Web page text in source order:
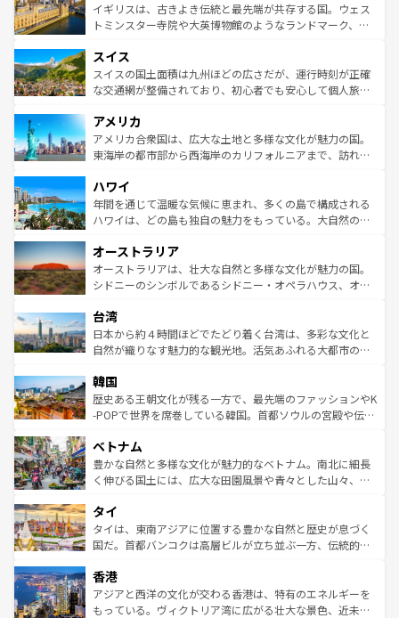
香り高いラベンダー畑など、多彩な楽しみ方が可能だ。さ
らに、パリ以外の地域にも魅力が溢れており、どの街角に
れる地方に足を運ぶとそれぞれで全く異なる文化を体験で
きるだろう。 なお、新着のフランス情報はコンテンツ一覧
を参照してほしい。
ルリンの文化的活気、バイエルン州のアルプスの絶景、そ
してライン川沿いのワイン畑といった風景は必見。ビール
は、お酒好きな人にはぜひ体験してほしい。 なお、新着の
ドイツ情報はコンテンツ一覧を参照してほしい。
イギリスは、古きよき伝統と最先端が共存する国。ウェス
トミンスター寺院や大英博物館のようなランドマーク、歴
リアごとに異なる魅力がある。また、優雅なアフタヌーン
ティー、ビール好きにはたまらない英国パブ、サッカー観
戦など、本場だからこそできる体験も豊富。イギリスを旅
ンツ一覧を参照してほしい。
スイス
スイスの国土面積は九州ほどの広さだが、運行時刻が正確
な交通網が整備されており、初心者でも安心して個人旅行
の建物がそのまま残る町や、スイスならではのユニークな
博物館もあり、アルプス観光だけでなく町歩きも満喫する
ことができる。国民の所得が高いため物価も高いが、旅行
ば市内交通費無料で観光を楽しむこともできる。 なお、新
着のスイス情報はコンテンツ一覧 を参照してほしい。
アメリカ
アメリカ合衆国は、広大な土地と多様な文化が魅力の国。
東海岸の都市部から西海岸のカリフォルニアまで、訪れる
のような巨大都市は、観光、ショッピング、エンターテイ
ンメントが詰まった刺激的なスポットだ。一方、アメリカ
西部には大自然が広がり、グランドキャニオンやイエロー
部のニューオーリンズでは、音楽と美食が融合した独特の
文化が魅力。旅行者はアメリカの各地域で異なる魅力を楽
しみながら、その多様性と豊かな歴史を感じることができ
ならではの贅沢な旅のスタイルだ。 なお、新着のアメリカ
情報はコンテンツ一覧を参照してほしい。
ハワイ
年間を通じて温暖な気候に恵まれ、多くの島で構成される
ハワイは、どの島も独自の魅力をもっている。大自然の神
ワイ島は見逃せない。また、定番の観光地といえばオアフ
島だが、静かな自然を求めるならマウイ島やカウアイ島が
おすすめ。エメラルドグリーンに輝く海をはじめ、豊かな
れるおもてなしの心で訪れる人々を迎えてくれるハワイの
人々、おいしいローカルフードやハワイアンミュージッ
ク、伝統的なフラダンスなど、すべてがハワイの魅力を彩
ワイを、存分に味わってほしい。 なお、新着のハワイ情報
はコンテンツ一覧を参照してほしい。
オーストラリア
オーストラリアは、壮大な自然と多様な文化が魅力の国。
シドニーのシンボルであるシドニー・オペラハウス、オー
リアリーフや大陸中央部にそびえるウルル（エアーズロッ
ク）、タスマニアの美しい原生林やケアンズの熱帯雨林な
ど、見どころがたくさん。また、カフェやワイン、オージ
いる。アクティビティも充実しており、サーフィンやダイ
ビング、ハイキングなど、アウトドア好きにはたまらな
い。オーストラリアの多彩な魅力を存分に味わいつくそ
参照してほしい。
台湾
日本から約４時間ほどでたどり着く台湾は、多彩な文化と
自然が織りなす魅力的な観光地。活気あふれる大都市の台
ン）、静ひつな山岳地帯である台湾東部など、都市の喧騒
と山間の静けさが共存しており、訪れる人に新しい発見と
驚きをもたらしてくれる。また、奥深い台湾の食文化も魅
容にもいいと評判のスイーツなど、バラエティ豊かな料理
が味わえる。 なお、新着の台湾情報は コンテンツ一覧を参
照してほしい。
韓国
歴史ある王朝文化が残る一方で、最先端のファッションやK
-POPで世界を席巻している韓国。首都ソウルの宮殿や伝統
き、地方に足を延ばせば四季折々の自然美を楽しむことが
できる。そして、キムチや焼肉、絶品のストリートフード
まで、さまざまな韓国料理が待っている。夜には、韓国な
リティに包まれながら、韓国の多彩な魅力を心ゆくまで味
わってみてほしい。 なお、新着の韓国情報はコンテンツ一
覧を参照してほしい。
ベトナム
豊かな自然と多様な文化が魅力的なベトナム。南北に細長
く伸びる国土には、広大な田園風景や青々とした山々、世
急速な発展と共に伝統が息づく。ハノイの古い町並みやホ
ーチミン市のフランス統治時代の建物も、独特の雰囲気を
醸し出している。また、バラエティの豊かさとおいしさで
とつ。フォーやバインミー、ベトナムコーヒーなどは、ぜ
ひ現地で味わいたい。どの地域を訪れてもあたたかい人々
が旅行者を迎えてくれるので、きっと忘れられない旅にな
タイ
タイは、東南アジアに位置する豊かな自然と歴史が息づく
国だ。首都バンコクは高層ビルが立ち並ぶ一方、伝統的な
の活気が交差している。北部ではチェンマイなどの山岳地
帯で自然と触れ合い、南部ではプーケットやクラビの美し
いビーチでリゾート気分を楽しむことができる。タイ料理
香港
アジアと西洋の文化が交わる香港は、特有のエネルギーを
もっている。ヴィクトリア湾に広がる壮大な景色、近未来